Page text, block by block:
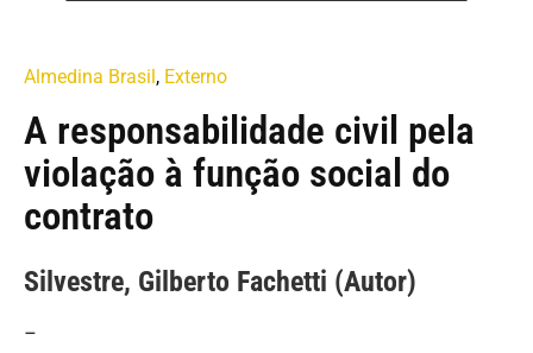
Almedina Brasil, Externo
A responsabilidade civil pela
violação à função social do
contrato
Silvestre, Gilberto Fachetti (Autor)
–